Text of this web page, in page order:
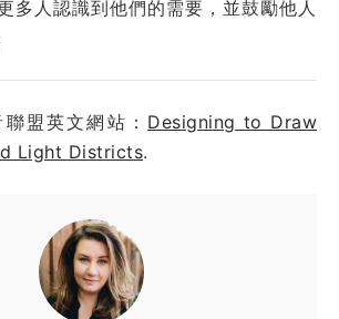
多人認識到他們的需要，並鼓勵他人
盟英文網站： Designing to Draw
Light Districts.